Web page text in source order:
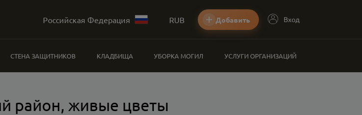
Российская Федерация RUB Добавить Вход
СТЕНА ЗАЩИТНИКОВ КЛАДБИЩА УБОРКА МОГИЛ УСЛУГИ ОРГАНИЗАЦИЙ
район, живые цветы